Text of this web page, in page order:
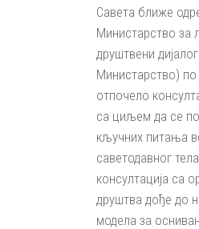
Савета ближе
Министарство за
друштвени
Министарство) по
отпочело
са циљем да се
кључних питања
саветодавног
консултација са
друштва дође до
модела за